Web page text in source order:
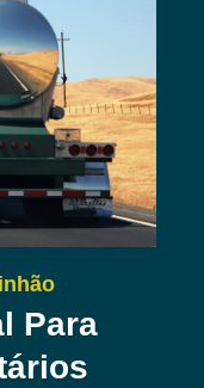
Para